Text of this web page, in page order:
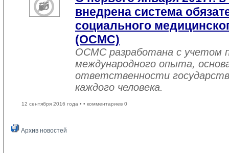
внедрена система
социального
(ОСМС)
ОСМС разработана с учетом
международного опыта,
ответственности
каждого человека.
12 сентября 2016 года • • комментариев 0
Архив новостей